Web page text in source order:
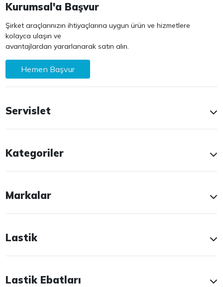
Kurumsal'a Başvur
Şirket araçlarınızın ihtiyaçlarına uygun ürün ve hizmetlere
kolayca ulaşın ve
avantajlardan yararlanarak satın alın.
Hemen Başvur
Servislet
Kategoriler
Markalar
Lastik
Lastik Ebatları